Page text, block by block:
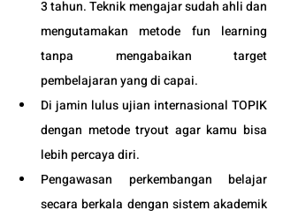
3 tahun. Teknik mengajar sudah ahli dan
mengutamakan metode fun learning
tanpa mengabaikan target
pembelajaran yang di capai.
Di jamin lulus ujian internasional TOPIK
dengan metode tryout agar kamu bisa
lebih percaya diri.
Pengawasan perkembangan belajar
secara berkala dengan sistem akademik